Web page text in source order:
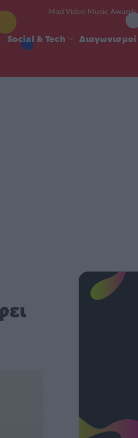
Mad Video Music Awards
Social & Tech Διαγωνισμοί